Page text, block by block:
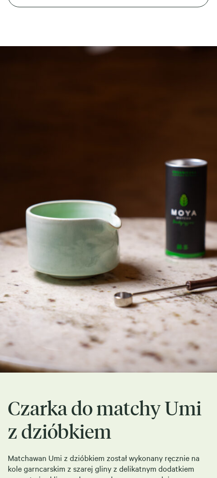
Czarka do matchy Umi
z dzióbkiem
Matchawan Umi z dzióbkiem został wykonany ręcznie na
kole garncarskim z szarej gliny z delikatnym dodatkiem